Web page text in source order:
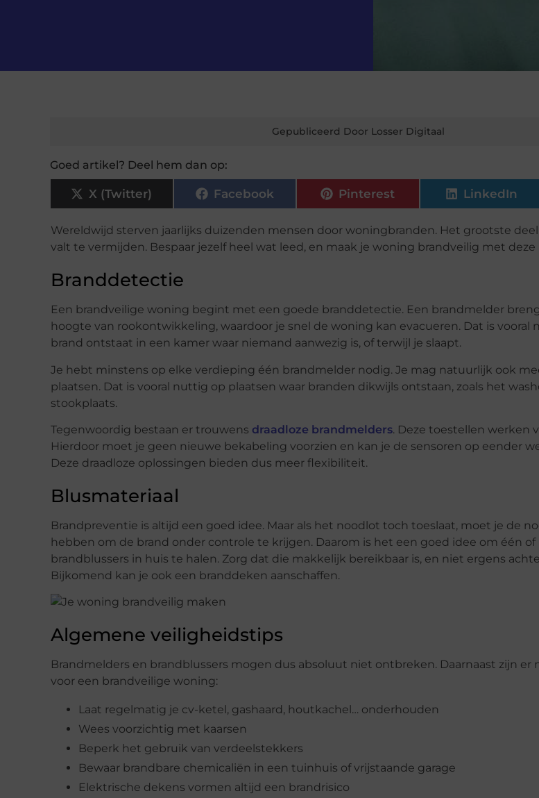
Gepubliceerd Door Losser Digitaal
Goed artikel? Deel hem dan op:
X (Twitter) Facebook Pinterest LinkedIn
Wereldwijd sterven jaarlijks duizenden mensen door woningbranden. Het grootste
valt te vermijden. Bespaar jezelf heel wat leed, en maak je woning brandveilig met
Branddetectie
Een brandveilige woning begint met een goede branddetectie. Een brandmelder
hoogte van rookontwikkeling, waardoor je snel de woning kan evacueren. Dat is vooral
brand ontstaat in een kamer waar niemand aanwezig is, of terwijl je slaapt.
Je hebt minstens op elke verdieping één brandmelder nodig. Je mag natuurlijk ook
plaatsen. Dat is vooral nuttig op plaatsen waar branden dikwijls ontstaan, zoals het
stookplaats.
Tegenwoordig bestaan er trouwens draadloze brandmelders. Deze toestellen werken
Hierdoor moet je geen nieuwe bekabeling voorzien en kan je de sensoren op eender
Deze draadloze oplossingen bieden dus meer flexibiliteit.
Blusmateriaal
Brandpreventie is altijd een goed idee. Maar als het noodlot toch toeslaat, moet je de
hebben om de brand onder controle te krijgen. Daarom is het een goed idee om één
brandblussers in huis te halen. Zorg dat die makkelijk bereikbaar is, en niet ergens
Bijkomend kan je ook een branddeken aanschaffen.
Algemene veiligheidstips
Brandmelders en brandblussers mogen dus absoluut niet ontbreken. Daarnaast zijn er
voor een brandveilige woning:
Laat regelmatig je cv-ketel, gashaard, houtkachel… onderhouden
Wees voorzichtig met kaarsen
Beperk het gebruik van verdeelstekkers
Bewaar brandbare chemicaliën in een tuinhuis of vrijstaande garage
Elektrische dekens vormen altijd een brandrisico